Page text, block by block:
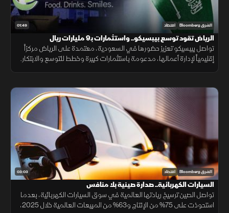
01:49 الشرق Bloomberg اقتصاد
الرياض تقود توسع بيبسيكو.. واستثمارات بـ9 مليارات ريال
تواصل بيبسيكو تعزيز حضورها في السعودية، معتمدة على الرياض مركزاً
إقليمياً لإدارة أعمالها، مدعومة باستثمارات كبيرة وخطط للتوسع والابتكار.
03:03 الشرق Bloomberg اقتصاد
السيارات الكهربائية.. صدارة صينية بلا منافس
تواصل الصين ترسيخ ريادتها العالمية في سوق السيارات الكهربائية، بعدما
استحوذت على 75% من الإنتاج و63% من المبيعات العالمية خلال 2025،